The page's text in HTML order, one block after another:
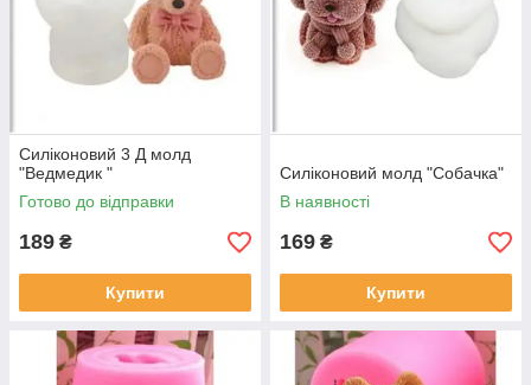
Силіконовий 3 Д молд
"Ведмедик "
Готово до відправки
189 ₴
Купити
Силіконовий молд "Собачка"
В наявності
169 ₴
Купити